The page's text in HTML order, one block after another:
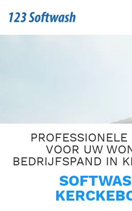
VOOR UW
BEDRIJFSPAND IN